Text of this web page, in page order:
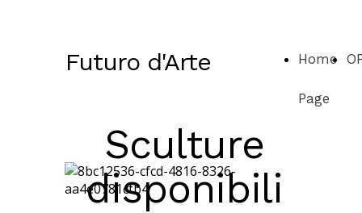
Futuro d'Arte Home
Page
Sculture
disponibili